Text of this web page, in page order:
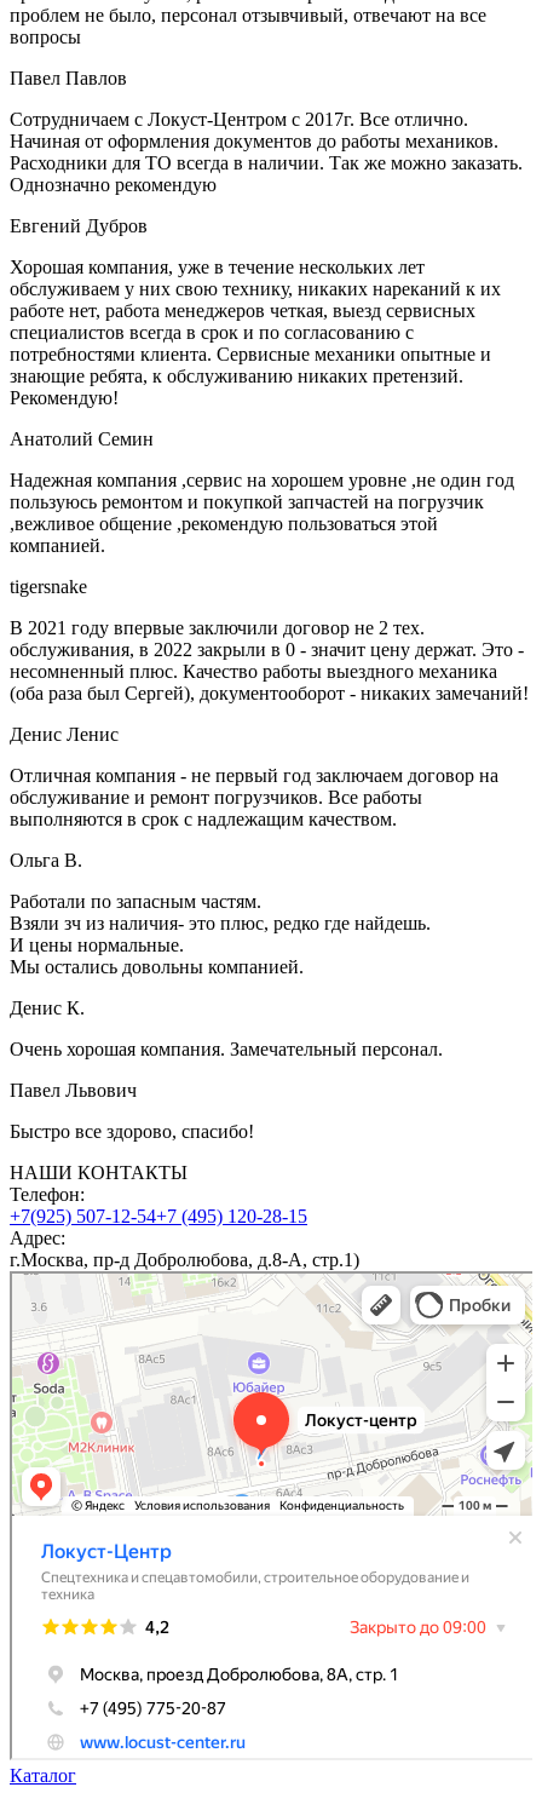
проблем не было, персонал отзывчивый, отвечают на все
вопросы
Павел Павлов
Сотрудничаем с Локуст-Центром с 2017г. Все отлично.
Начиная от оформления документов до работы механиков.
Расходники для ТО всегда в наличии. Так же можно заказать.
Однозначно рекомендую
Евгений Дубров
Хорошая компания, уже в течение нескольких лет
обслуживаем у них свою технику, никаких нареканий к их
работе нет, работа менеджеров четкая, выезд сервисных
специалистов всегда в срок и по согласованию с
потребностями клиента. Сервисные механики опытные и
знающие ребята, к обслуживанию никаких претензий.
Рекомендую!
Анатолий Cемин
Надежная компания ,сервис на хорошем уровне ,не один год
пользуюсь ремонтом и покупкой запчастей на погрузчик
,вежливое общение ,рекомендую пользоваться этой
компанией.
tigersnake
В 2021 году впервые заключили договор не 2 тех.
обслуживания, в 2022 закрыли в 0 - значит цену держат. Это -
несомненный плюс. Качество работы выездного механика
(оба раза был Сергей), документооборот - никаких замечаний!
Денис Ленис
Отличная компания - не первый год заключаем договор на
обслуживание и ремонт погрузчиков. Все работы
выполняются в срок с надлежащим качеством.
Ольга В.
Работали по запасным частям.
Взяли зч из наличия- это плюс, редко где найдешь.
И цены нормальные.
Мы остались довольны компанией.
Денис К.
Очень хорошая компания. Замечательный персонал.
Павел Львович
Быстро все здорово, спасибо!
НАШИ КОНТАКТЫ
Телефон:
+7(925) 507-12-54+7 (495) 120-28-15
Адрес:
г.Москва, пр-д Добролюбова, д.8-А, стр.1)
Локуст-Центр
Дорожно-строительная техника в Москве
Строительное оборудование и техника в Москве
Каталог